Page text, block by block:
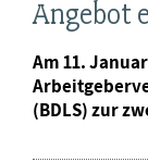
Angebot
Am 11.
(BDLS) zur